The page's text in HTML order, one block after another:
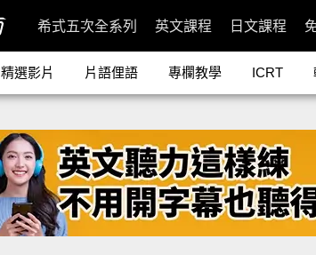
希式五次全系列 英文課程 日文課程
精選影片 片語俚語 專欄教學 ICRT